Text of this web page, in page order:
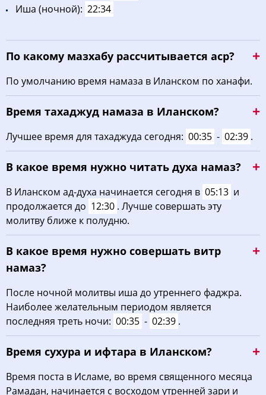
Иша (ночной): 22:34
По какому мазхабу рассчитывается аср?
По умолчанию время намаза в Иланском по ханафи.
Время тахаджуд намаза в Иланском?
Лучшее время для тахаджуда сегодня: 00:35 - 02:39 .
В какое время нужно читать духа намаз?
В Иланском ад-духа начинается сегодня в 05:13 и
продолжается до 12:30 . Лучше совершать эту
молитву ближе к полудню.
В какое время нужно совершать витр
намаз?
После ночной молитвы иша до утреннего фаджра.
Наиболее желательным периодом является
последняя треть ночи: 00:35 - 02:39 .
Время сухура и ифтара в Иланском?
Время поста в Исламе, во время священного месяца
Рамадан, начинается с восходом утренней зари и